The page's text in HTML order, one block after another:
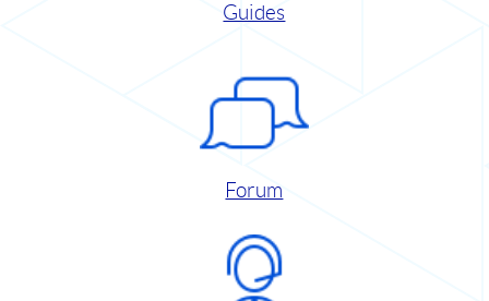
Guides
Forum